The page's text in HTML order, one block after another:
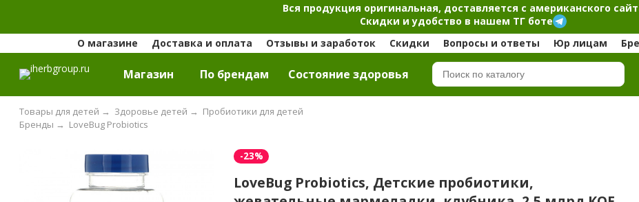
Вся продукция оригинальная, доставляется с американского
Скидки и удобство в нашем ТГ боте
О магазине
Доставка и оплата Отзывы и заработок Скидки Вопросы и ответы Юр лицам
Магазин По брендам Cостояние здоровья
Товары для детей → Здоровье детей → Пробиотики для детей
LoveBug Probiotics
Бренды →
-23%
LoveBug Probiotics, Детские пробиотики,